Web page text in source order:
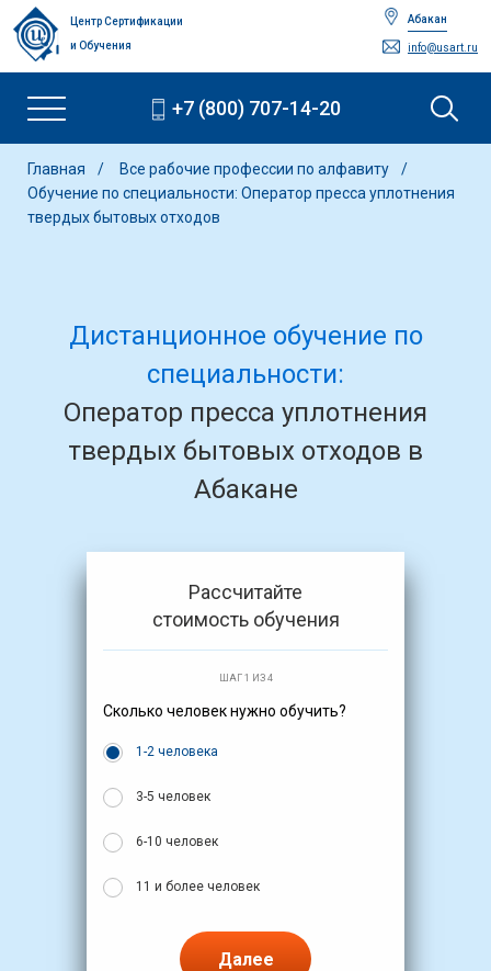
Центр Сертификации
и Обучения
Абакан
info@usart.ru
+7 (800) 707-14-20
Главная
Все рабочие профессии по алфавиту
Обучение по специальности: Оператор пресса уплотнения
твердых бытовых отходов
Дистанционное обучение по
специальности:
Оператор пресса уплотнения
твердых бытовых отходов в
Абакане
Рассчитайте
стоимость обучения
ШАГ 1 ИЗ 4
Сколько человек нужно обучить?
1-2 человека
3-5 человек
6-10 человек
11 и более человек
Далее